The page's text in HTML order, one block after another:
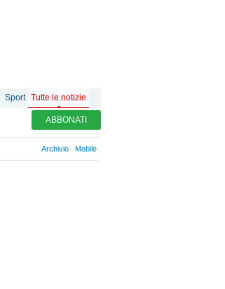
Sport Tutte le notizie
ABBONATI
Archivio Mobile